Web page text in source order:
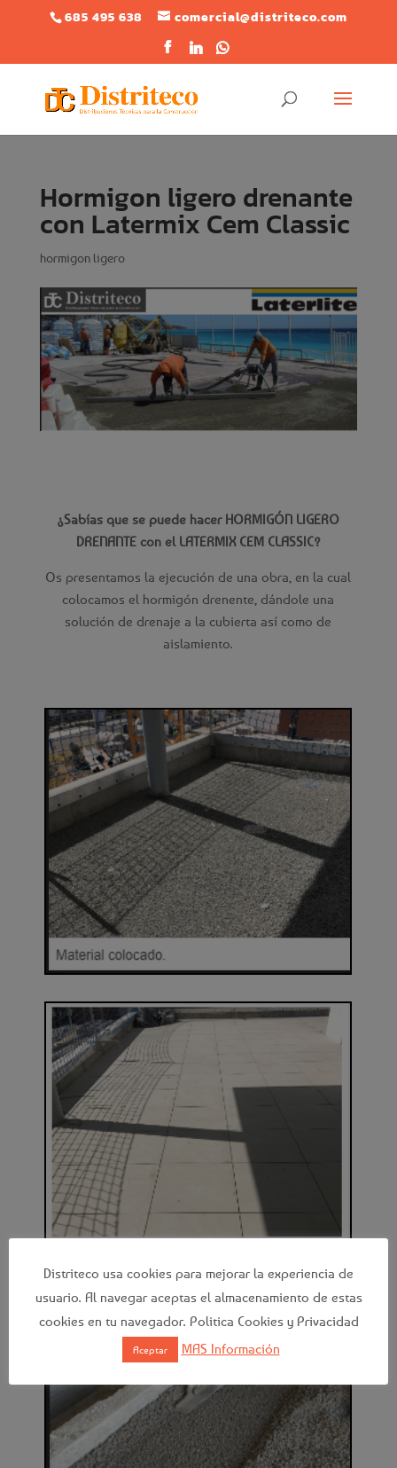
685 495 638 comercial@distriteco.com
Hormigon ligero drenante
con Latermix Cem Classic
hormigon ligero
¿Sabías que se puede hacer HORMIGÓN LIGERO
DRENANTE con el LATERMIX CEM CLASSIC?
Os presentamos la ejecución de una obra, en la cual
colocamos el hormigón drenente, dándole una
solución de drenaje a la cubierta así como de
aislamiento.
Distriteco usa cookies para mejorar la experiencia de
usuario. Al navegar aceptas el almacenamiento de estas
cookies en tu navegador. Politica Cookies y Privacidad
Aceptar MAS Información